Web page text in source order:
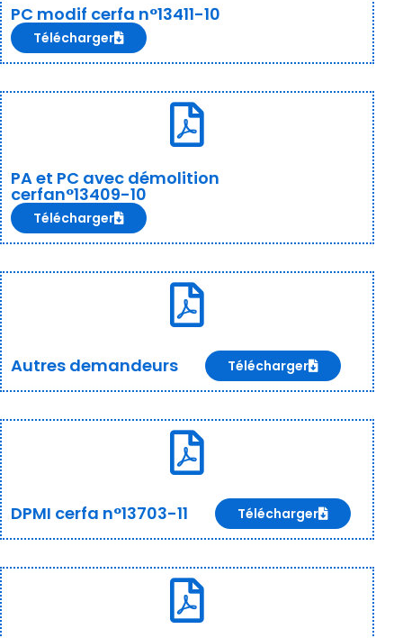
PC modif cerfa n°13411-10
Télécharger
PA et PC avec démolition
cerfan°13409-10
Télécharger
Autres demandeurs Télécharger
DPMI cerfa n°13703-11 Télécharger